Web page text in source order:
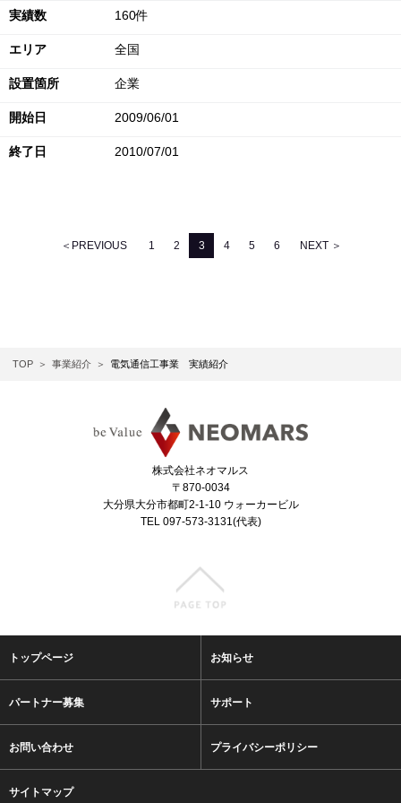
実績数 160件
エリア 全国
設置箇所 企業
開始日 2009/06/01
終了日 2010/07/01
＜PREVIOUS 1 2 3 4 5 6 NEXT ＞
TOP 事業紹介 電気通信工事業 実績紹介
株式会社ネオマルス
〒870-0034
大分県大分市都町2-1-10 ウォーカービル
TEL 097-573-3131(代表)
トップページ お知らせ
パートナー募集 サポート
お問い合わせ プライバシーポリシー
サイトマップ